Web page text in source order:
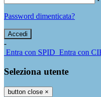
Password dimenticata?
-
Entra con SPID Entra con
Seleziona utente
button close ×